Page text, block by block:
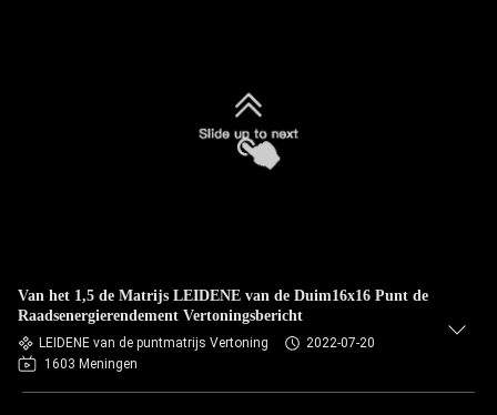
Van het 1,5 de Matrijs LEIDENE van de Duim16x16 Punt de
Raadsenergierendement Vertoningsbericht
LEIDENE van de puntmatrijs Vertoning
2022-07-20
1603 Meningen